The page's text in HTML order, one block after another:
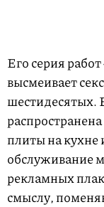
Его серия
высмеивает
шестидесятых.
плиты на кухне
обслуживание
рекламных
смыслу,